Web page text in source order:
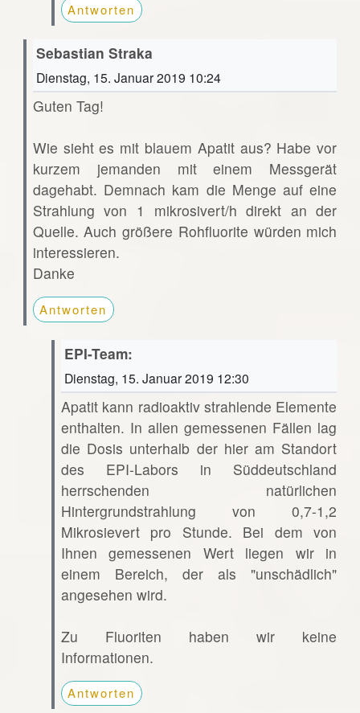
Antworten
Sebastian Straka
Dienstag, 15. Januar 2019 10:24
Guten Tag!
Wie sieht es mit blauem Apatit aus? Habe vor
kurzem jemanden mit einem Messgerät
dagehabt. Demnach kam die Menge auf eine
Strahlung von 1 mikrosivert/h direkt an der
Quelle. Auch größere Rohfluorite würden mich
interessieren.
Danke
Antworten
EPI-Team:
Dienstag, 15. Januar 2019 12:30
Apatit kann radioaktiv strahlende Elemente
enthalten. In allen gemessenen Fällen lag
die Dosis unterhalb der hier am Standort
des EPI-Labors in Süddeutschland
herrschenden natürlichen
Hintergrundstrahlung von 0,7-1,2
Mikrosievert pro Stunde. Bei dem von
Ihnen gemessenen Wert liegen wir in
einem Bereich, der als "unschädlich"
angesehen wird.
Zu Fluoriten haben wir keine
Informationen.
Antworten